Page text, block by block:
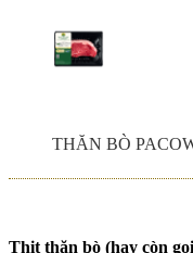
THĂN BÒ
Thịt thăn bò (hay còn